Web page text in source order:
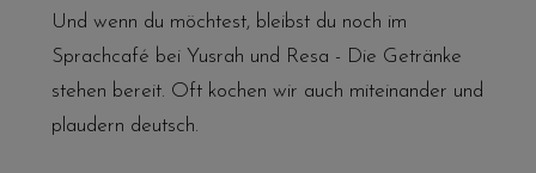
Und wenn du möchtest, bleibst du noch im
Sprachcafé bei Yusrah und Resa - Die Getränke
stehen bereit. Oft kochen wir auch miteinander und
plaudern deutsch.